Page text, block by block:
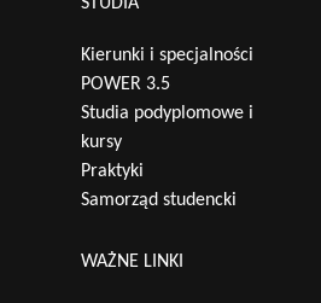
STUDIA
Kierunki i specjalności
POWER 3.5
Studia podyplomowe i
kursy
Praktyki
Samorząd studencki
WAŻNE LINKI